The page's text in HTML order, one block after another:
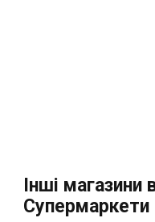
Інші магазини
Супермаркети